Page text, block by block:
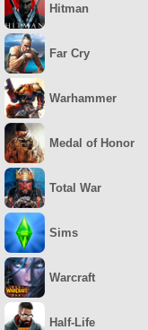
Hitman
Far Cry
Warhammer
Medal of Honor
Total War
Sims
Warcraft
Half-Life